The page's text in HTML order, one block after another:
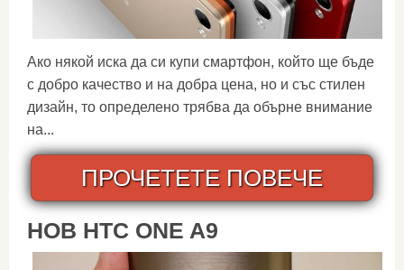
Ако някой иска да си купи смартфон, който ще бъде
с добро качество и на добра цена, но и със стилен
дизайн, то определено трябва да обърне внимание
на...
ПРОЧЕТЕТЕ ПОВЕЧЕ
НОВ HTC ONE A9